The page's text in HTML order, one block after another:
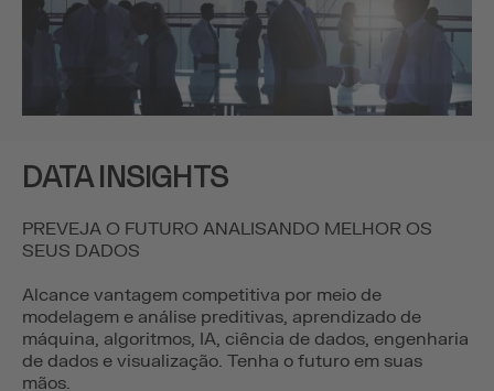
DATA INSIGHTS
PREVEJA O FUTURO ANALISANDO MELHOR OS
SEUS DADOS
Alcance vantagem competitiva por meio de
modelagem e análise preditivas, aprendizado de
máquina, algoritmos, IA, ciência de dados, engenharia
de dados e visualização. Tenha o futuro em suas
mãos.